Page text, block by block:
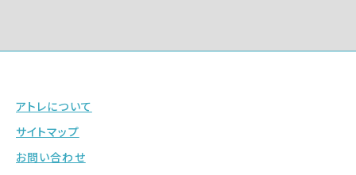
アトレについて
サイトマップ
お問い合わせ